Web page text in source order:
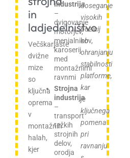
in
ladjedelništvo
Večškarjaste
dvižne
mize
so
ključna
oprema
v
montažnih
halah,
kjer
industrija
–
dvigovanje
motorjev,
menjalnikov,
karoserij
med
montažnimi
ravnmi
Strojna
industrija
–
transport
težkih
strojnih
delov,
orodja
doseganje
visokih
pozicij
ob
ohranjanju
stabilnosti
platforme,
kar
je
ključnega
pomena
pri
ravnanju